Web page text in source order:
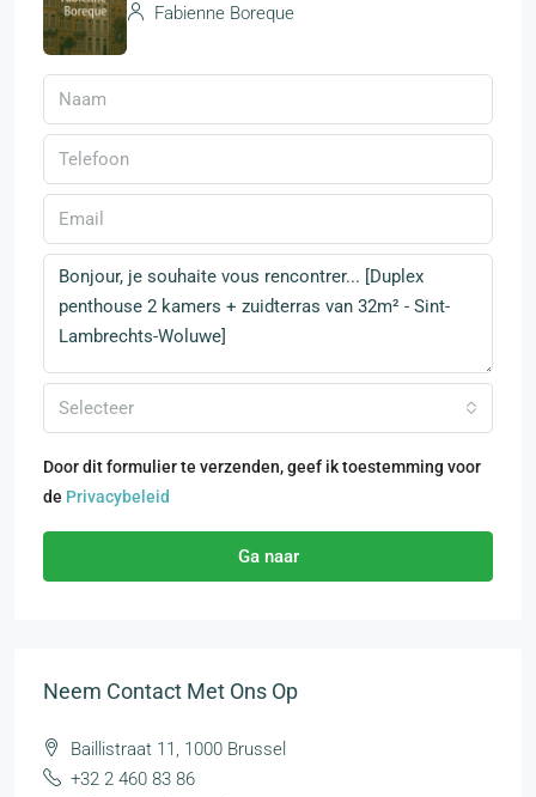
Fabienne Boreque
Selecteer
Door dit formulier te verzenden, geef ik toestemming voor
de Privacybeleid
Ga naar
Neem Contact Met Ons Op
Baillistraat 11, 1000 Brussel
+32 2 460 83 86